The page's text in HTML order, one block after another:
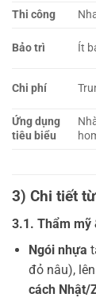
Thi công
Bảo trì Ít
Chi phí
Ứng dụng
tiêu biểu
3) Chi tiết
3.1. Thẩm mỹ
Ngói nhựa
đỏ nâu),
cách Nhật/